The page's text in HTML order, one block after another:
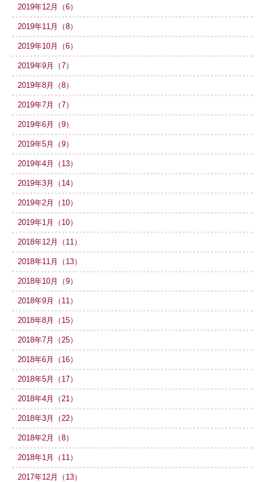
2019年12月（6）
2019年11月（8）
2019年10月（6）
2019年9月（7）
2019年8月（8）
2019年7月（7）
2019年6月（9）
2019年5月（9）
2019年4月（13）
2019年3月（14）
2019年2月（10）
2019年1月（10）
2018年12月（11）
2018年11月（13）
2018年10月（9）
2018年9月（11）
2018年8月（15）
2018年7月（25）
2018年6月（16）
2018年5月（17）
2018年4月（21）
2018年3月（22）
2018年2月（8）
2018年1月（11）
2017年12月（13）